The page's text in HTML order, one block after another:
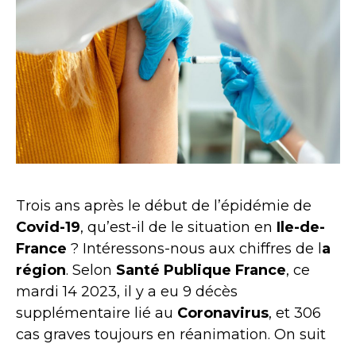
Trois ans après le début de l’épidémie de
Covid-19, qu’est-il de le situation en Ile-de-
France ? Intéressons-nous aux chiffres de l a
région. Selon Santé Publique France, ce
mardi 14 2023, il y a eu 9 décès
supplémentaire lié au Coronavirus, et 306
cas graves toujours en réanimation. On suit